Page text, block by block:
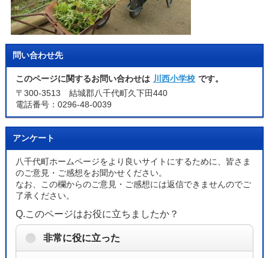
問い合わせ先
このページに関するお問い合わせは 川西小学校 です。
〒300-3513 結城郡八千代町久下田440
電話番号：0296-48-0039
アンケート
八千代町ホームページをより良いサイトにするために、皆さま
のご意見・ご感想をお聞かせください。
なお、この欄からのご意見・ご感想には返信できませんのでご
了承ください。
Q.このページはお役に立ちましたか？
非常に役に立った